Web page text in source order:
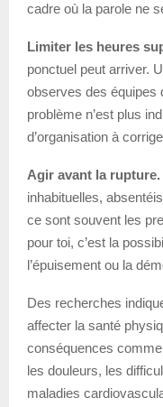
cadre où la parole ne
Limiter les heures
ponctuel peut arriver.
observes des équipes
problème n’est plus
d’organisation à
Agir avant la rupture.
inhabituelles,
ce sont souvent les
pour toi, c’est la
l’épuisement ou la
Des recherches
affecter la santé
conséquences
les douleurs, les
maladies